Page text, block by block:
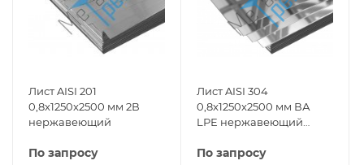
Лист AISI 201
0,8x1250x2500 мм 2В
нержавеющий
По запросу
Лист AISI 304
0,8x1250x2500 мм ВА
LРЕ нержавеющий
По запросу